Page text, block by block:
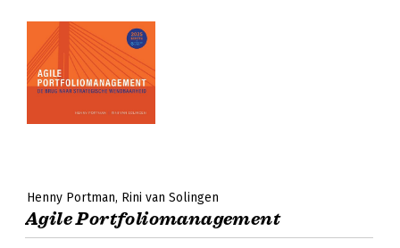
Henny Portman Rini van Solingen
Agile Portfoliomanagement